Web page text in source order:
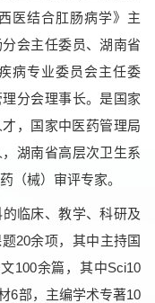
医结合肛肠病学》主
会主任委员、湖南省
病专业委员会主任委
分会理事长。是国家
，国家中医药管理局
湖南省高层次卫生系
（械）审评专家。
临床、教学、科研及
20余项，其中主持国
100余篇，其中Sci10
6部，主编学术专著10